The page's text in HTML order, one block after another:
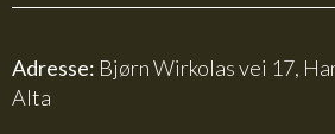
Adresse: Bjørn Wirkolas vei 17,
Alta